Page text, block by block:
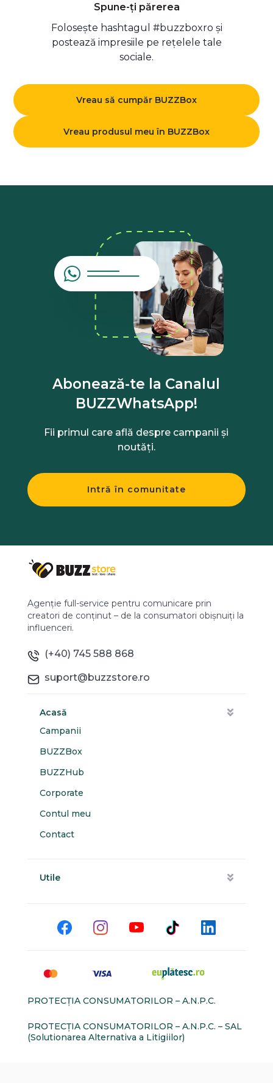
Spune-ți părerea
Folosește hashtagul #buzzboxro și
postează impresiile pe rețelele tale
sociale.
Vreau să cumpăr BUZZBox
Vreau produsul meu în BUZZBox
Abonează-te la Canalul
BUZZWhatsApp!
Fii primul care află despre campanii și
noutăți.
Intră în comunitate
Agenție full-service pentru comunicare prin
creatori de conținut – de la consumatori obișnuiți la
influenceri.
(+40) 745 588 868
suport@buzzstore.ro
Acasă
Campanii
BUZZBox
BUZZHub
Corporate
Contul meu
Contact
Utile
PROTECŢIA CONSUMATORILOR – A.N.P.C.
PROTECŢIA CONSUMATORILOR – A.N.P.C. – SAL
(Solutionarea Alternativa a Litigiilor)